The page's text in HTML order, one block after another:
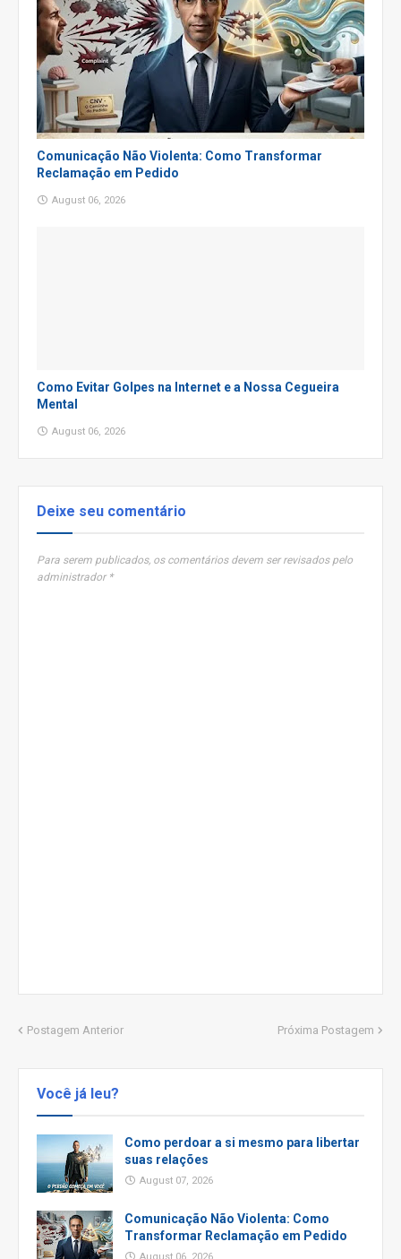
Comunicação Não Violenta: Como Transformar
Reclamação em Pedido
August 06, 2026
Como Evitar Golpes na Internet e a Nossa Cegueira
Mental
August 06, 2026
Deixe seu comentário
Para serem publicados, os comentários devem ser revisados pelo
administrador *
Postagem Anterior Próxima Postagem
Você já leu?
Como perdoar a si mesmo para libertar
suas relações
August 07, 2026
Comunicação Não Violenta: Como
Transformar Reclamação em Pedido
August 06, 2026